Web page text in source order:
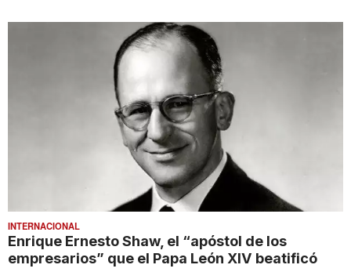
INTERNACIONAL
Enrique Ernesto Shaw, el “apóstol de los
empresarios” que el Papa León XIV beatificó